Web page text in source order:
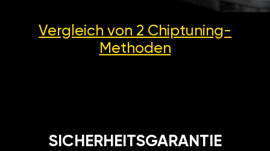
Vergleich von 2 Chiptuning-
Methoden
SICHERHEITSGARANTIE